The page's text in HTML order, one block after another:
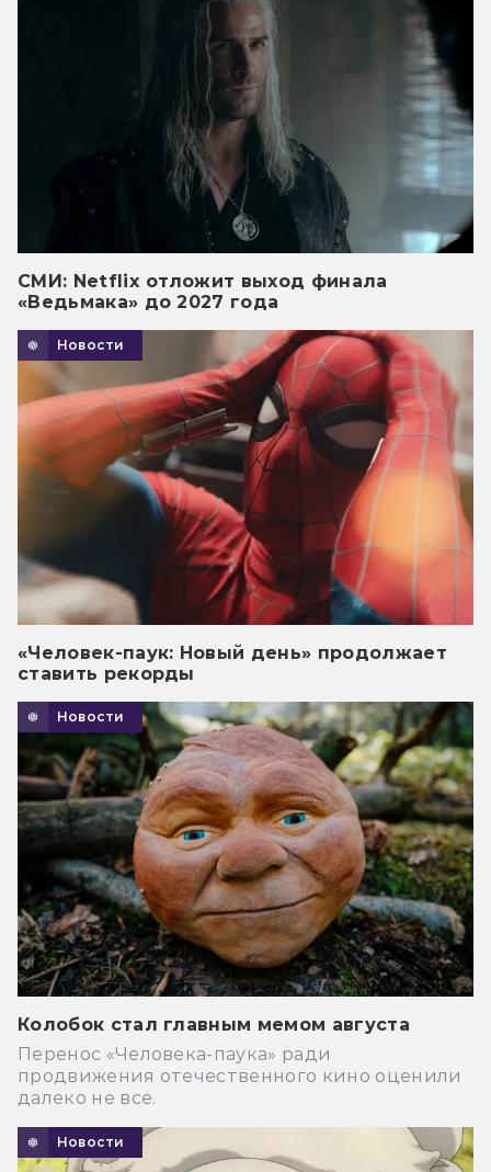
СМИ: Netflix отложит выход финала
«Ведьмака» до 2027 года
Новости
«Человек-паук: Новый день» продолжает
ставить рекорды
Новости
Колобок стал главным мемом августа
Перенос «Человека-паука» ради
продвижения отечественного кино оценили
далеко не все.
Новости